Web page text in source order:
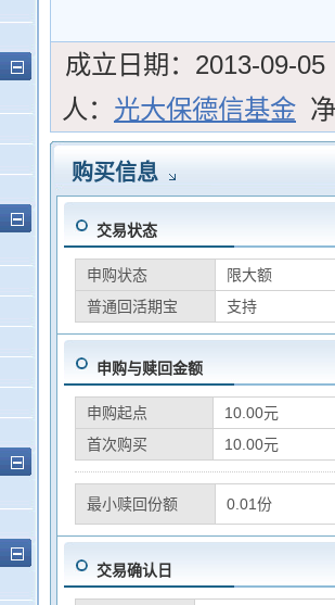
成立日期： 2013-09-05
人： 光大保德信基金
购买信息
交易状态
申购状态
限大额
普通回活期宝
支持
申购与赎回金额
申购起点
10.00元
首次购买
10.00元
最小赎回份额 0.01份
交易确认日